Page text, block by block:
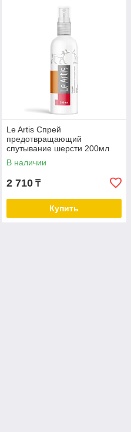
Le Artis Спрей
предотвращающий
спутывание шерсти 200мл
В наличии
2 710 ₸
Купить